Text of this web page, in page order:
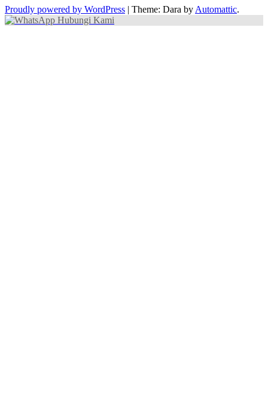
Proudly powered by WordPress | Theme: Dara by Automattic.
Hubungi Kami